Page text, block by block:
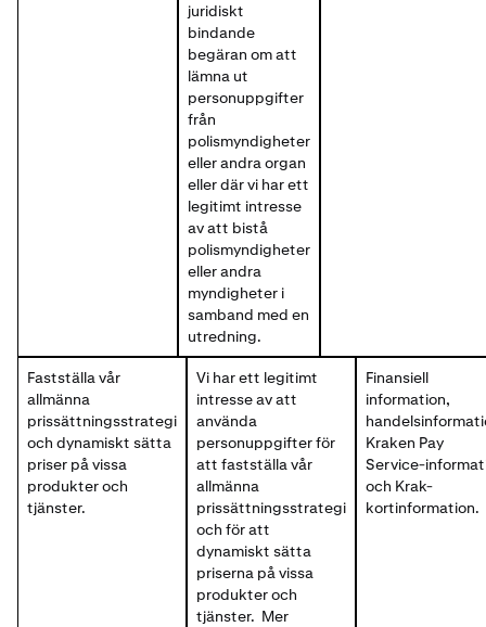
juridiskt
bindande
begäran om att
lämna ut
personuppgifter
från
polismyndigheter
eller andra organ
eller där vi har ett
legitimt intresse
av att bistå
polismyndigheter
eller andra
myndigheter i
samband med en
utredning.
Fastställa vår
allmänna
prissättningsstrategi
och dynamiskt sätta
priser på vissa
produkter och
tjänster.
Vi har ett legitimt
intresse av att
använda
personuppgifter för
att fastställa vår
allmänna
prissättningsstrategi
och för att
dynamiskt sätta
priserna på vissa
produkter och
tjänster. Mer
Finansiell
information,
Kraken Pay
Service-
och Krak-
kortinformation.